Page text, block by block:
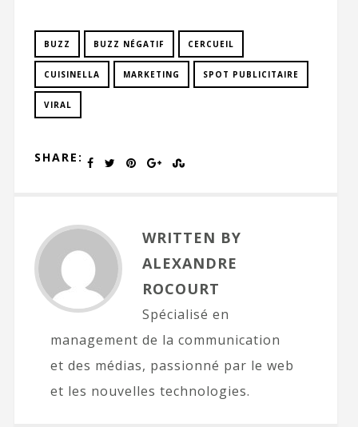
BUZZ BUZZ NÉGATIF CERCUEIL
CUISINELLA MARKETING SPOT PUBLICITAIRE
VIRAL
SHARE:
WRITTEN BY
ALEXANDRE
ROCOURT
Spécialisé en
management de la communication
et des médias, passionné par le web
et les nouvelles technologies.